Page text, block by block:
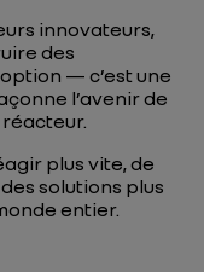
innovateurs,
des
— c’est une
l’avenir de
plus vite, de
solutions plus
entier.